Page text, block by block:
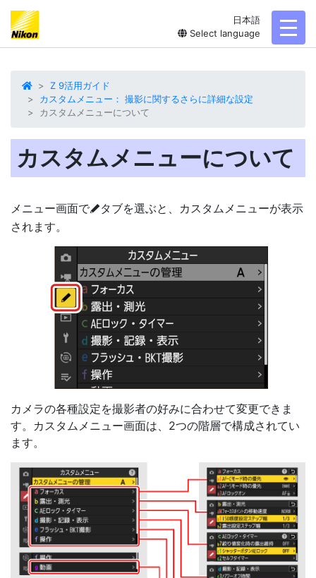
日本語
Select language
Z 9活用ガイド
カスタムメニュー： 撮影に関するさらに詳細な設定
カスタムメニューについて
カスタムメニューについて
メニュー画面でAタブを選ぶと、 カスタムメニューが表示
されます。
カメラの各種設定を撮影者の好みに合わせて変更できま
す。カスタムメニュー画面は、2つの階層で構成されてい
ます。